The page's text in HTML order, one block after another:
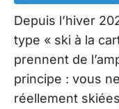
Depuis l’hiver
type « ski à la
prennent de
principe : vous
réellement